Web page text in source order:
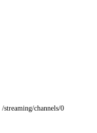
/streaming/channels/0